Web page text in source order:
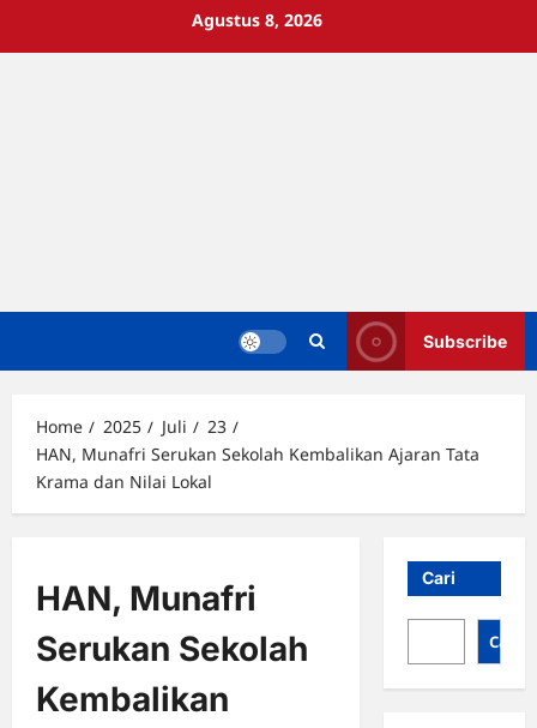
Agustus 8, 2026
Subscribe
Home 2025 Juli
23
HAN, Munafri Serukan Sekolah Kembalikan Ajaran Tata
Krama dan Nilai Lokal
HAN, Munafri
Serukan Sekolah
Kembalikan
Cari
Cari